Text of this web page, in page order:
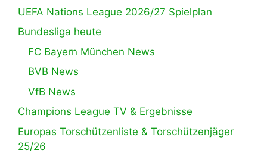
UEFA Nations League 2026/27 Spielplan
Bundesliga heute
FC Bayern München News
BVB News
VfB News
Champions League TV & Ergebnisse
Europas Torschützenliste & Torschützenjäger
25/26